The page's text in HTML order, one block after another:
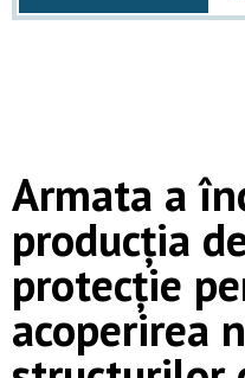
Armata a
producția
protecție
acoperirea